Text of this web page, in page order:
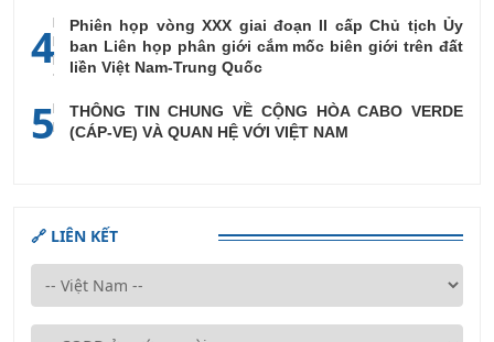
4
Phiên họp vòng XXX giai đoạn II cấp Chủ tịch Ủy
ban Liên họp phân giới cắm mốc biên giới trên đất
liền Việt Nam-Trung Quốc
5
THÔNG TIN CHUNG VỀ CỘNG HÒA CABO VERDE
(CÁP-VE) VÀ QUAN HỆ VỚI VIỆT NAM
🔗 LIÊN KẾT